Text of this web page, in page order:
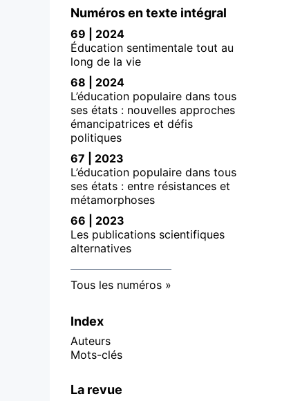
Numéros en texte intégral
69 | 2024
Éducation sentimentale tout au
long de la vie
68 | 2024
L’éducation populaire dans tous
ses états : nouvelles approches
émancipatrices et défis
politiques
67 | 2023
L’éducation populaire dans tous
ses états : entre résistances et
métamorphoses
66 | 2023
Les publications scientifiques
alternatives
Tous les numéros
Index
Auteurs
Mots-clés
La revue